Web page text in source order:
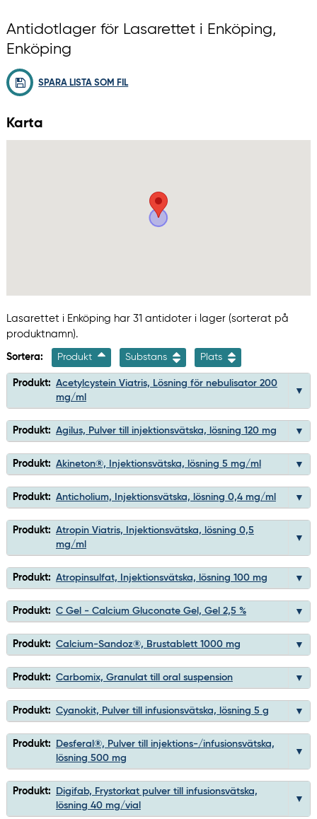
Antidotlager för Lasarettet i Enköping,
Enköping
SPARA LISTA SOM FIL
Karta
Lasarettet i Enköping har 31 antidoter i lager (sorterat på
produktnamn).
Sortera: Produkt Substans Plats
Produkt: Acetylcystein Viatris, Lösning för nebulisator 200
mg/ml
Produkt: Agilus, Pulver till injektionsvätska, lösning 120 mg
Produkt: Akineton®, Injektionsvätska, lösning 5 mg/ml
Produkt: Anticholium, Injektionsvätska, lösning 0,4 mg/ml
Produkt: Atropin Viatris, Injektionsvätska, lösning 0,5
mg/ml
Produkt: Atropinsulfat, Injektionsvätska, lösning 100 mg
Produkt: C Gel - Calcium Gluconate Gel, Gel 2,5 %
Produkt: Calcium-Sandoz®, Brustablett 1000 mg
Produkt: Carbomix, Granulat till oral suspension
Produkt: Cyanokit, Pulver till infusionsvätska, lösning 5 g
Produkt:
Desferal®, Pulver till injektions-/infusionsvätska,
lösning 500 mg
Produkt:
Digifab, Frystorkat pulver till infusionsvätska,
lösning 40 mg/vial